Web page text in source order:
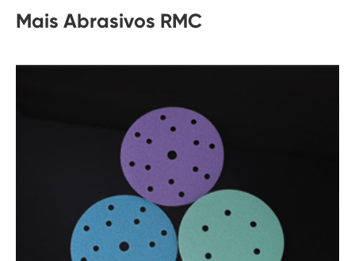
Mais Abrasivos RMC